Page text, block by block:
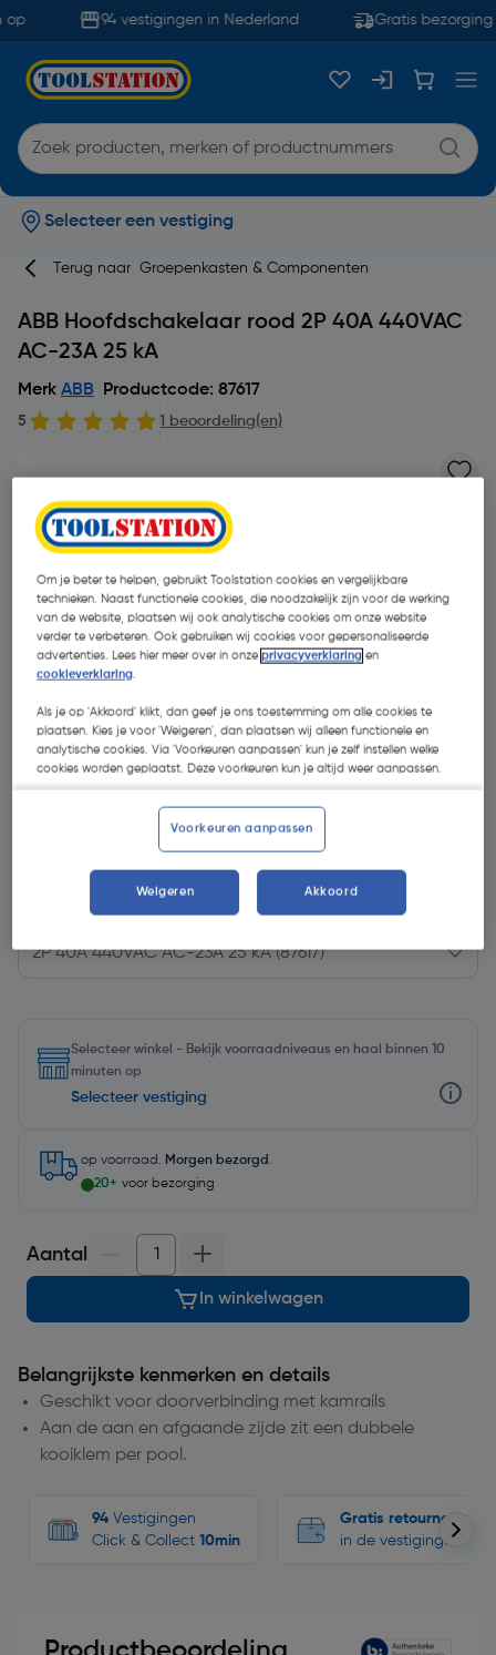
94 vestigingen in Nederland Gratis bezorging
Selecteer een vestiging
Terug naar Groepenkasten & Componenten
ABB Hoofdschakelaar rood 2P 40A 440VAC
AC-23A 25 kA
Merk ABB Productcode: 87617
5 1 beoordeling(en)
| Excl. btw € 20,21
Kies productvariant(1)
Selecteer winkel - Bekijk voorraadniveaus en haal binnen 10
minuten op
Selecteer vestiging
op voorraad. Morgen bezorgd .
20+ voor bezorging
Aantal
In winkelwagen
Belangrijkste kenmerken en details
Geschikt voor doorverbinding met kamrails
Aan de aan en afgaande zijde zit een dubbele
kooiklem per pool.
94 Vestigingen
Click & Collect 10min
Gratis retourneren
in de vestigingen
Om je beter te helpen, gebruikt Toolstation cookies en vergelijkbare
technieken. Naast functionele cookies, die noodzakelijk zijn voor de werking
van de website, plaatsen wij ook analytische cookies om onze website
verder te verbeteren. Ook gebruiken wij cookies voor gepersonaliseerde
advertenties. Lees hier meer over in onzeprivacyverklaring en
cookieverklaring.
Als je op 'Akkoord' klikt, dan geef je ons toestemming om alle cookies te
plaatsen. Kies je voor 'Weigeren', dan plaatsen wij alleen functionele en
analytische cookies. Via 'Voorkeuren aanpassen' kun je zelf instellen welke
cookies worden geplaatst. Deze voorkeuren kun je altijd weer aanpassen.
Voorkeuren aanpassen
Weigeren Akkoord